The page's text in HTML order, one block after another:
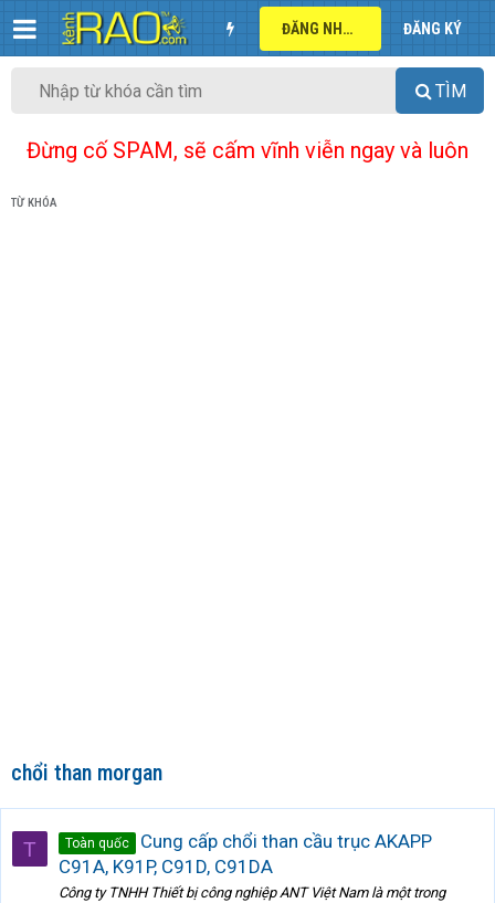
ĐĂNG NHẬP ĐĂNG KÝ
TÌM
Đừng cố SPAM, sẽ cấm vĩnh viễn ngay và luôn
TỪ KHÓA
chổi than morgan
T Toàn quốc
Cung cấp chổi than cầu trục AKAPP
C91A, K91P, C91D, C91DA
Công ty TNHH Thiết bị công nghiệp ANT Việt Nam là một trong